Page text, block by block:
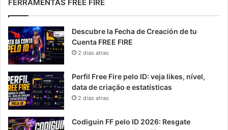
FERRAMENTAS FREE FIRE
Descubre la Fecha de Creación de tu
Cuenta FREE FIRE
2 dias atras
Perfil Free Fire pelo ID: veja likes, nível,
data de criação e estatísticas
2 dias atras
Codiguin FF pelo ID 2026: Resgate